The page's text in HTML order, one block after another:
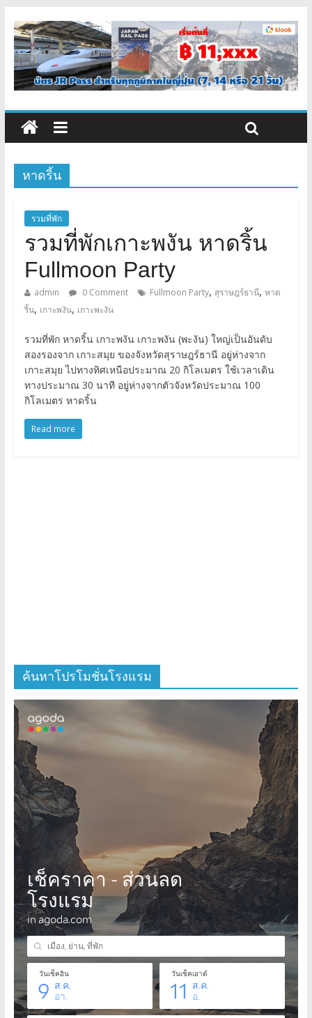
หาดริ้น
รวมที่พัก
รวมที่พักเกาะพงัน หาดริ้น
Fullmoon Party
admin 0 Comment Fullmoon Party, สุราษฎร์ธานี, หาด
ริ้น, เกาะพงัน, เกาะพะงัน
รวมที่พัก หาดริ้น เกาะพงัน เกาะพงัน (พะงัน) ใหญ่เป็นอันดับ
สองรองจาก เกาะสมุย ของจังหวัดสุราษฎร์ธานี อยู่ห่างจาก
เกาะสมุย ไปทางทิศเหนือประมาณ 20 กิโลเมตร ใช้เวลาเดิน
ทางประมาณ 30 นาที อยู่ห่างจากตัวจังหวัดประมาณ 100
กิโลเมตร หาดริ้น
Read more
ค้นหาโปรโมชั่นโรงแรม